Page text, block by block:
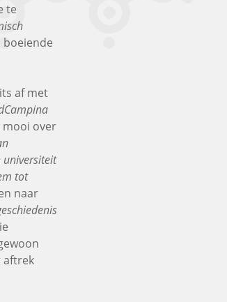
te
boeiende
af met
mooi over
universiteit
tot
naar
aftrek